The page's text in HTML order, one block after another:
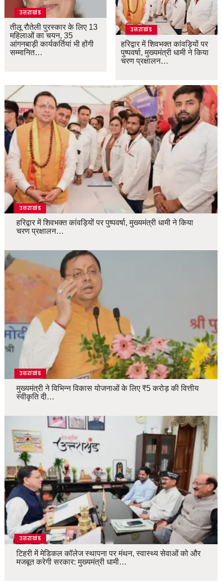
उत्तराखंड
तीलू रौतेली पुरस्कार के लिए 13
महिलाओं का चयन, 35
आंगनबाड़ी कार्यकर्तियां भी होंगी
सम्मानित…
उत्तराखंड
हरिद्वार में शिवभक्त कांवड़ियों पर
पुष्पवर्षा, मुख्यमंत्री धामी ने किया
चरण प्रक्षालन…
उत्तराखंड
हरिद्वार में शिवभक्त कांवड़ियों पर पुष्पवर्षा, मुख्यमंत्री धामी ने किया
चरण प्रक्षालन…
उत्तराखंड
मुख्यमंत्री ने विभिन्न विकास योजनाओं के लिए ₹5 करोड़ की वित्तीय
स्वीकृति दी…
उत्तराखंड
टिहरी में मेडिकल कॉलेज स्थापना पर मंथन, स्वास्थ्य सेवाओं को और
मजबूत करेगी सरकार: मुख्यमंत्री धामी…